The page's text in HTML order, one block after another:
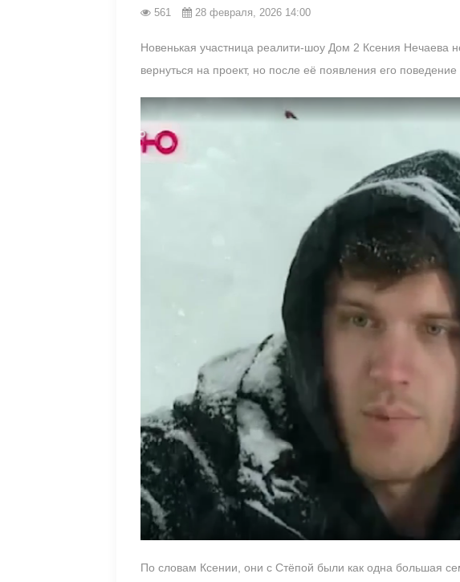
561 28 февраля, 2026 14:00
Новенькая участница реалити-шоу Дом 2 Ксения
вернуться на проект, но после её появления его поведение
По словам Ксении, они с Стёпой были как одна большая